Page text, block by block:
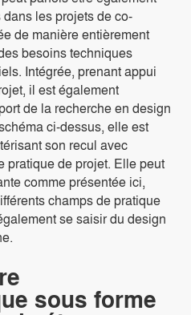
les projets de co-
de manière entièrement
besoins techniques
Intégrée, prenant appui
il est également
de la recherche en design
ci-dessus, elle est
son recul avec
pratique de projet. Elle peut
comme présentée ici,
champs de pratique
se saisir du design
sous forme